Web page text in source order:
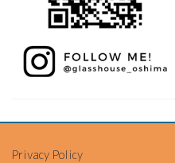
Privacy Policy